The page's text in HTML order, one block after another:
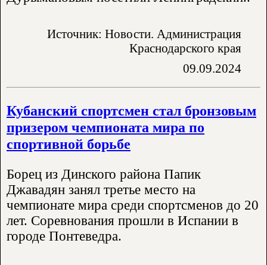
Источник: Новости. Администрация
Краснодарского края
09.09.2024
Кубанский спортсмен стал бронзовым
призером чемпионата мира по
спортивной борьбе
Борец из Динского района Папик
Джавадян занял третье место на
чемпионате мира среди спортсменов до 20
лет. Соревнования прошли в Испании в
городе Понтеведра.